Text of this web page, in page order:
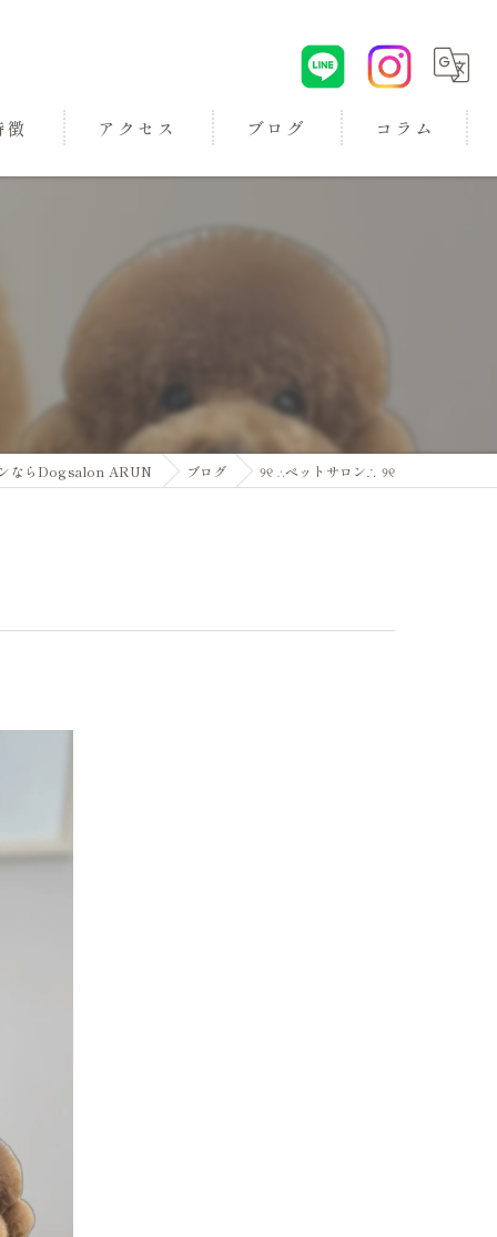
徴 アクセス ブログ コラム
ンならDogsalon ARUN ブログ ୨୧ ∴ペットサロン∴ ୨୧